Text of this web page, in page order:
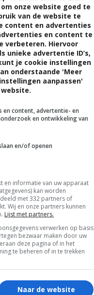
groots
een
wordt gezien
cafés
bekend dat
met extra
strand
onze website goed te
van de website te
content en advertenties
en content te
verbeteren. Hiervoor
unieke advertentie ID’s,
je cookie instellingen
onderstaande 'Meer
aanpassen'
en content, advertentie- en
en ontwikkeling van
en/of openen
en informatie van uw apparaat
kan worden
met 332 partners of
Wij en onze partners kunnen
Lijst met partners.
verwerken op basis
bezwaar maken door uw
deze pagina of in het
te beheren of in te trekken
Naar de website